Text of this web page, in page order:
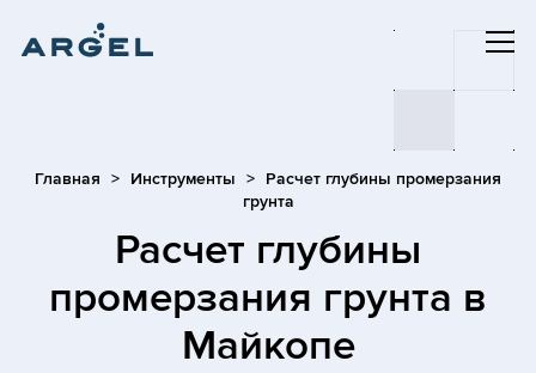
Главная Инструменты
Расчет глубины промерзания
грунта
Расчет глубины
промерзания грунта в
Майкопе